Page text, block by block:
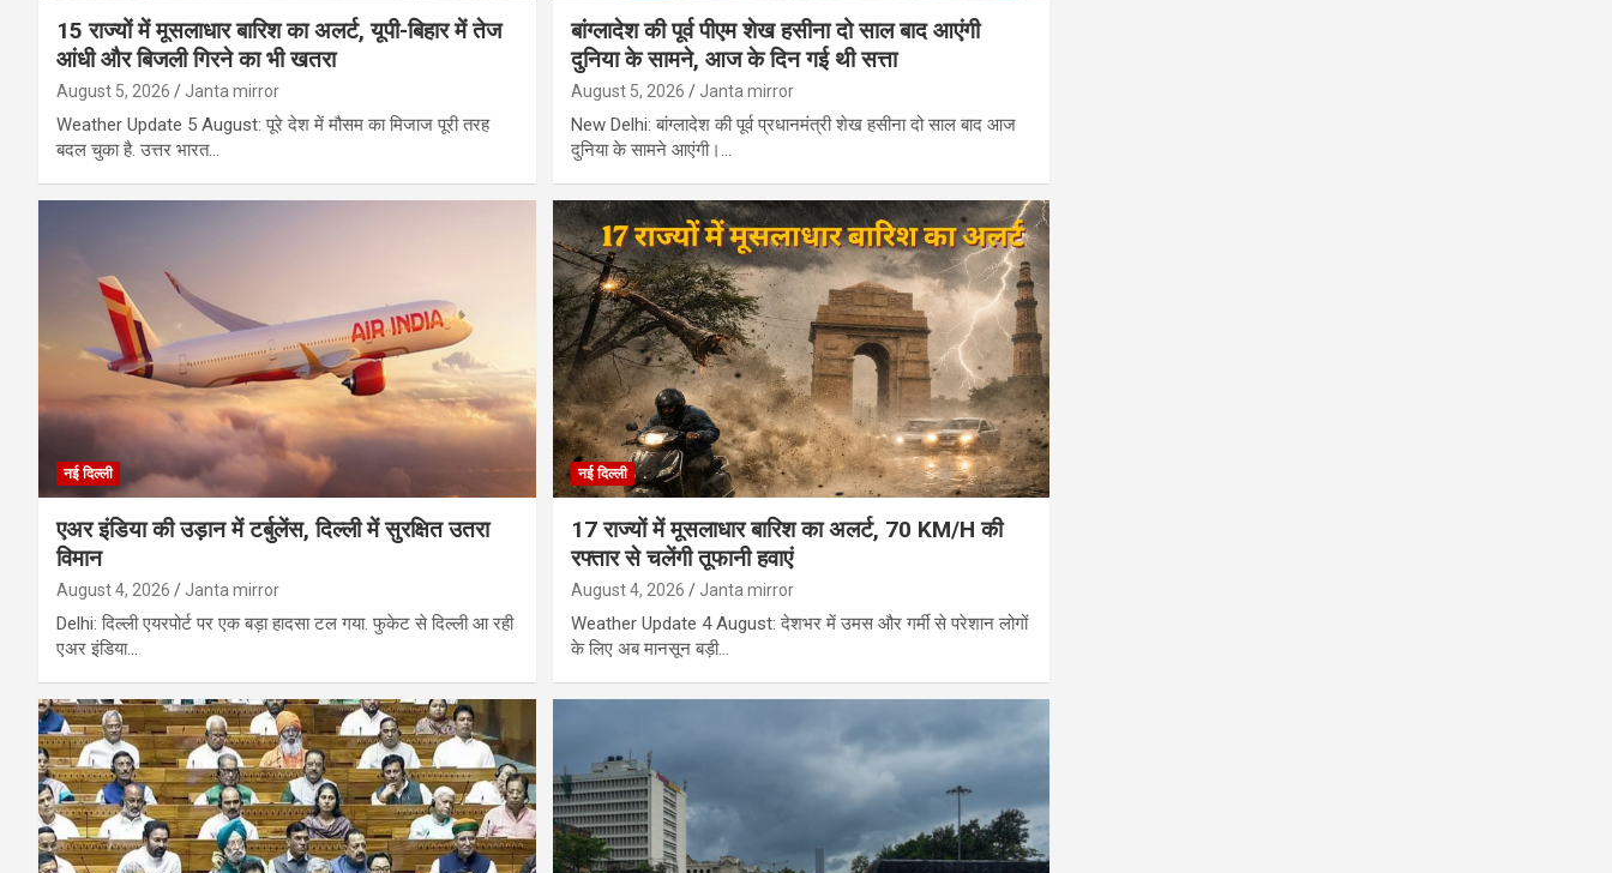
15 राज्यों में मूसलाधार बारिश का अलर्ट, यूपी-बिहार में तेज
आंधी और बिजली गिरने का भी खतरा
August 5, 2026 Janta mirror
Weather Update 5 August: पूरे देश में मौसम का मिजाज पूरी तरह
बदल चुका है. उत्तर भारत…
बांग्लादेश की पूर्व पीएम शेख हसीना दो साल बाद आएंगी
दुनिया के सामने, आज के दिन गई थी सत्ता
August 5, 2026 Janta mirror
New Delhi: बांग्लादेश की पूर्व प्रधानमंत्री शेख हसीना दो साल बाद आज
दुनिया के सामने आएंगी।…
नई दिल्ली
एअर इंडिया की उड़ान में टर्बुलेंस, दिल्ली में सुरक्षित उतरा
विमान
August 4, 2026 Janta mirror
Delhi: दिल्ली एयरपोर्ट पर एक बड़ा हादसा टल गया. फुकेट से दिल्ली आ रही
एअर इंडिया…
नई दिल्ली
17 राज्यों में मूसलाधार बारिश का अलर्ट, 70 KM/H की
रफ्तार से चलेंगी तूफानी हवाएं
August 4, 2026 Janta mirror
Weather Update 4 August: देशभर में उमस और गर्मी से परेशान लोगों
के लिए अब मानसून बड़ी…